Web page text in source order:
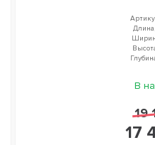
В
19
17